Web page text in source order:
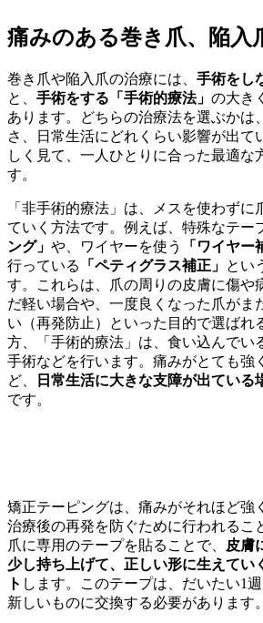
痛みのある巻き爪、陥入
巻き爪や陥入爪の治療には、 手術をし
と、 手術をする「手術的療法」 の大き
あります。どちらの治療法を選ぶかは
さ、日常生活にどれくらい影響が出て
しく見て、一人ひとりに合った最適な
す。
「非手術的療法」は、メスを使わずに
ていく方法です。例えば、特殊なテー
ング」 や、ワイヤーを使う 「ワイヤー
行っている
「ペティグラス補正」 とい
す。これらは、爪の周りの皮膚に傷や
だ軽い場合や、一度良くなった爪がま
い（再発防止）といった目的で選ばれ
方、「手術的療法」は、食い込んでい
手術などを行います。痛みがとても強
ど、
日常生活に大きな支障が出ている
です。
矯正テーピングは、痛みがそれほど強
治療後の再発を防ぐために行われるこ
爪に専用のテープを貼ることで、
皮膚
少し持ち上げて、正しい形に生えてい
ト します。このテープは、だいたい1
新しいものに交換する必要があります。